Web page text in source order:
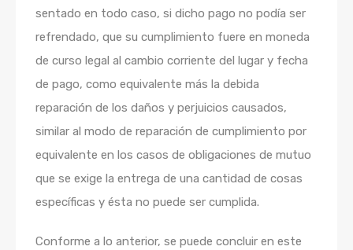
sentado en todo caso, si dicho pago no podía ser
refrendado, que su cumplimiento fuere en moneda
de curso legal al cambio corriente del lugar y fecha
de pago, como equivalente más la debida
reparación de los daños y perjuicios causados,
similar al modo de reparación de cumplimiento por
equivalente en los casos de obligaciones de mutuo
que se exige la entrega de una cantidad de cosas
específicas y ésta no puede ser cumplida.
Conforme a lo anterior, se puede concluir en este